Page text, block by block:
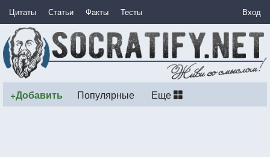
Цитаты Статьи Факты Тесты Вход
+Добавить Популярные Еще